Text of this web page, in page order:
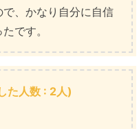
、かなり自分に自信
です。
た人数 : 2人)